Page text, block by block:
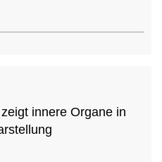
innere Organe in